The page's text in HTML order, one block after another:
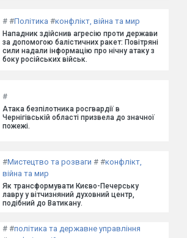
# #Політика #конфлікт, війна та мир
Нападник здійснив агресію проти держави
за допомогою балістичних ракет: Повітряні
сили надали інформацію про нічну атаку з
боку російських військ.
#
Атака безпілотника росгвардії в
Чернігівській області призвела до значної
пожежі.
#Мистецтво та розваги # #конфлікт,
війна та мир
Як трансформувати Києво-Печерську
лавру у вітчизняний духовний центр,
подібний до Ватикану.
# #політика та державне управління